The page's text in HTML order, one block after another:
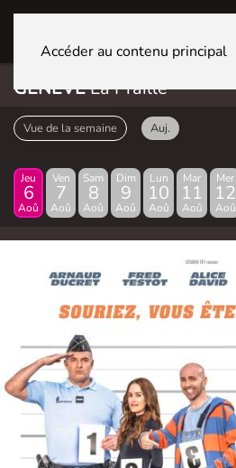
Accéder au contenu principal
GENÈVELa Praille
Vue de la semaine Auj.
Jeu
6
Aoû
Ven
7
Aoû
Sam
8
Aoû
Dim
9
Aoû
Lun
10
Aoû
Mar
11
Aoû
Mer
12
Aoû